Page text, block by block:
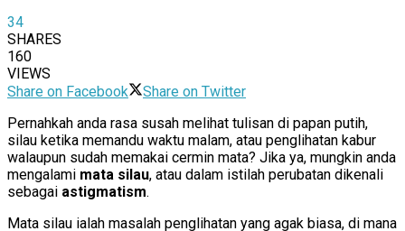
34
SHARES
160
VIEWS
Share on Facebook
Share on Twitter
Pernahkah anda rasa susah melihat tulisan di papan putih,
silau ketika memandu waktu malam, atau penglihatan kabur
walaupun sudah memakai cermin mata? Jika ya, mungkin anda
mengalami mata silau, atau dalam istilah perubatan dikenali
sebagai astigmatism.
Mata silau ialah masalah penglihatan yang agak biasa, di mana